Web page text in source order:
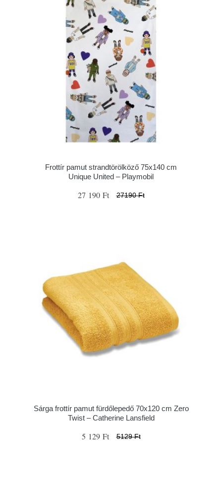
Frottír pamut strandtörölköző 75x140 cm
Unique United – Playmobil
27 190 Ft 27190 Ft
Sárga frottír pamut fürdőlepedő 70x120 cm Zero
Twist – Catherine Lansfield
5 129 Ft 5129 Ft